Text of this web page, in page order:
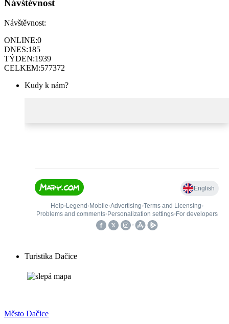
Návštěvnost
Návštěvnost:
ONLINE:0
DNES:185
TÝDEN:1939
CELKEM:577372
Kudy k nám?
Turistika Dačice
Město Dačice